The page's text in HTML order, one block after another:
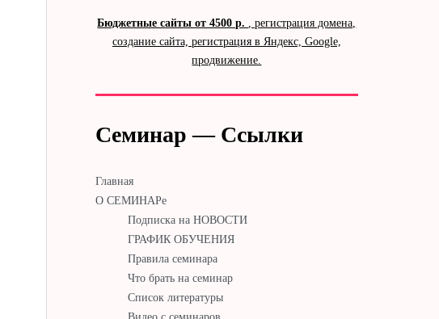
Бюджетные сайты от 4500 р. , регистрация домена,
создание сайта, регистрация в Яндекс, Google,
продвижение.
Семинар — Ссылки
Главная
О СЕМИНАРе
Подписка на НОВОСТИ
ГРАФИК ОБУЧЕНИЯ
Правила семинара
Что брать на семинар
Список литературы